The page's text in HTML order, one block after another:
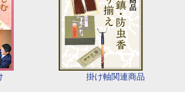
掛け軸関連商品